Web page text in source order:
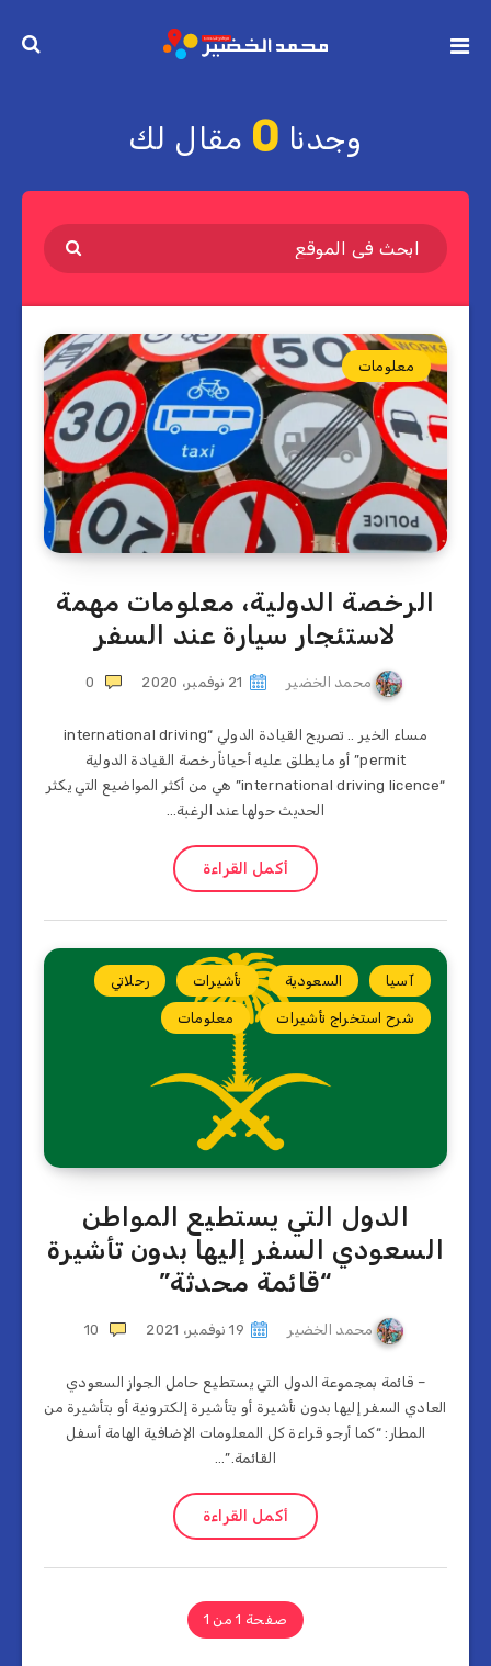
وجدنا 0 مقال لك
معلومات
الرخصة الدولية، معلومات مهمة
لاستئجار سيارة عند السفر
محمد الخضير 21 نوفمبر، 2020 0
مساء الخير .. تصريح القيادة الدولي “international driving
permit” أو ما يطلق عليه أحياناً رخصة القيادة الدولية
“international driving licence” هي من أكثر المواضيع التي يكثر
الحديث حولها عند الرغبة…
أكمل القراءة
آسيا السعودية تأشيرات رحلاتي
شرح استخراج تأشيرات معلومات
الدول التي يستطيع المواطن
السعودي السفر إليها بدون تأشيرة
“قائمة محدثة”
محمد الخضير 19 نوفمبر، 2021 10
– قائمة بمجموعة الدول التي يستطيع حامل الجواز السعودي
العادي السفر إليها بدون تأشيرة أو بتأشيرة إلكترونية أو بتأشيرة من
المطار: “كما أرجو قراءة كل المعلومات الإضافية الهامة أسفل
القائمة.”…
أكمل القراءة
صفحة 1 من 1